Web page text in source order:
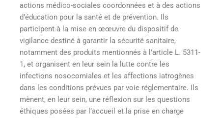
actions médico-sociales coordonnées et à des actions
d’éducation pour la santé et de prévention. Ils
participent à la mise en œœuvre du dispositif de
vigilance destiné à garantir la sécurité sanitaire,
notamment des produits mentionnés à l’article L. 5311-
1, et organisent en leur sein la lutte contre les
infections nosocomiales et les affections iatrogènes
dans les conditions prévues par voie réglementaire. Ils
mènent, en leur sein, une réflexion sur les questions
éthiques posées par l’accueil et la prise en charge